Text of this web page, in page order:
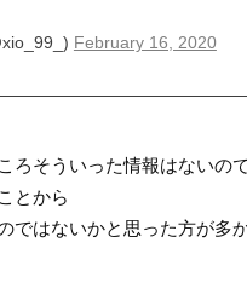
February 16, 2020
ろそういった情報はないの
とから
ではないかと思った方が多